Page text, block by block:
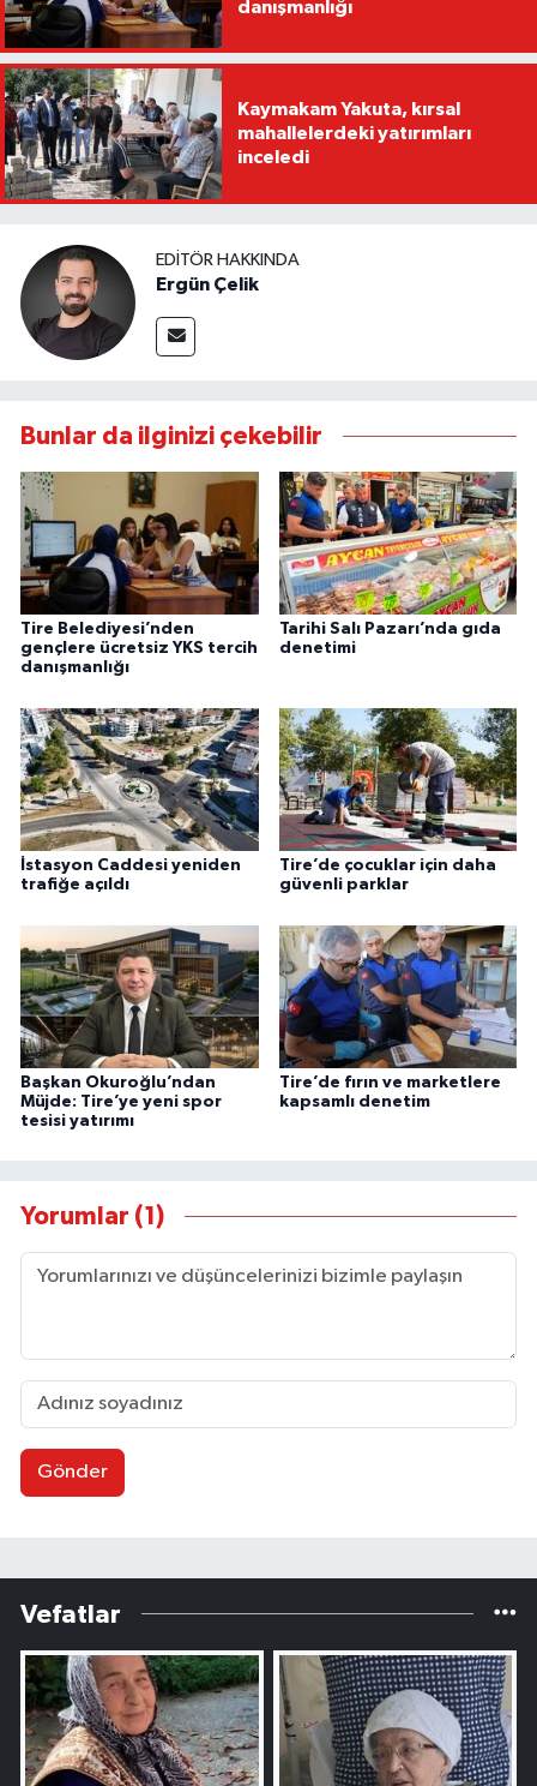
danışmanlığı
Kaymakam Yakuta, kırsal
mahallelerdeki yatırımları
inceledi
EDITÖR HAKKINDA
Ergün Çelik
Bunlar da ilginizi çekebilir
Tire Belediyesi’nden
gençlere ücretsiz YKS tercih
danışmanlığı
Tarihi Salı Pazarı’nda gıda
denetimi
İstasyon Caddesi yeniden
trafiğe açıldı
Tire’de çocuklar için daha
güvenli parklar
Başkan Okuroğlu’ndan
Müjde: Tire’ye yeni spor
tesisi yatırımı
Tire’de fırın ve marketlere
kapsamlı denetim
Yorumlar (1)
Gönder
Vefatlar